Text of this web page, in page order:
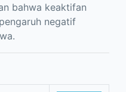
bahwa keaktifan
negatif